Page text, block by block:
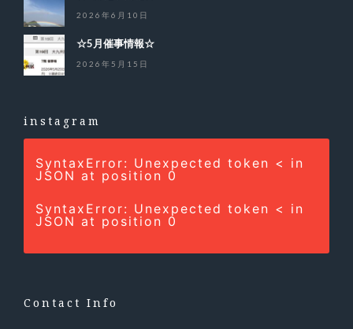
2026年6月10日
☆5月催事情報☆
2026年5月15日
instagram
SyntaxError: Unexpected token < in
JSON at position 0
SyntaxError: Unexpected token < in
JSON at position 0
Contact Info